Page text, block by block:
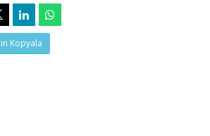
Kopyala